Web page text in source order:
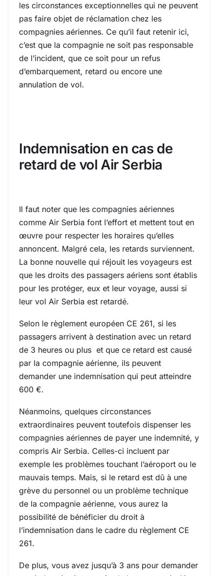
les circonstances exceptionnelles qui ne peuvent
pas faire objet de réclamation chez les
compagnies aériennes. Ce qu’il faut retenir ici,
c’est que la compagnie ne soit pas responsable
de l’incident, que ce soit pour un refus
d’embarquement, retard ou encore une
annulation de vol.
Indemnisation en cas de
retard de vol Air Serbia
Il faut noter que les compagnies aériennes
comme Air Serbia font l’effort et mettent tout en
œuvre pour respecter les horaires qu’elles
annoncent. Malgré cela, les retards surviennent.
La bonne nouvelle qui réjouit les voyageurs est
que les droits des passagers aériens sont établis
pour les protéger, eux et leur voyage, aussi si
leur vol Air Serbia est retardé.
Selon le règlement européen CE 261, si les
passagers arrivent à destination avec un retard
de 3 heures ou plus et que ce retard est causé
par la compagnie aérienne, ils peuvent
demander une indemnisation qui peut atteindre
600 €.
Néanmoins, quelques circonstances
extraordinaires peuvent toutefois dispenser les
compagnies aériennes de payer une indemnité, y
compris Air Serbia. Celles-ci incluent par
exemple les problèmes touchant l’aéroport ou le
mauvais temps. Mais, si le retard est dû à une
grève du personnel ou un problème technique
de la compagnie aérienne, vous aurez la
possibilité de bénéficier du droit à
l’indemnisation dans le cadre du règlement CE
261.
De plus, vous avez jusqu’à 3 ans pour demander